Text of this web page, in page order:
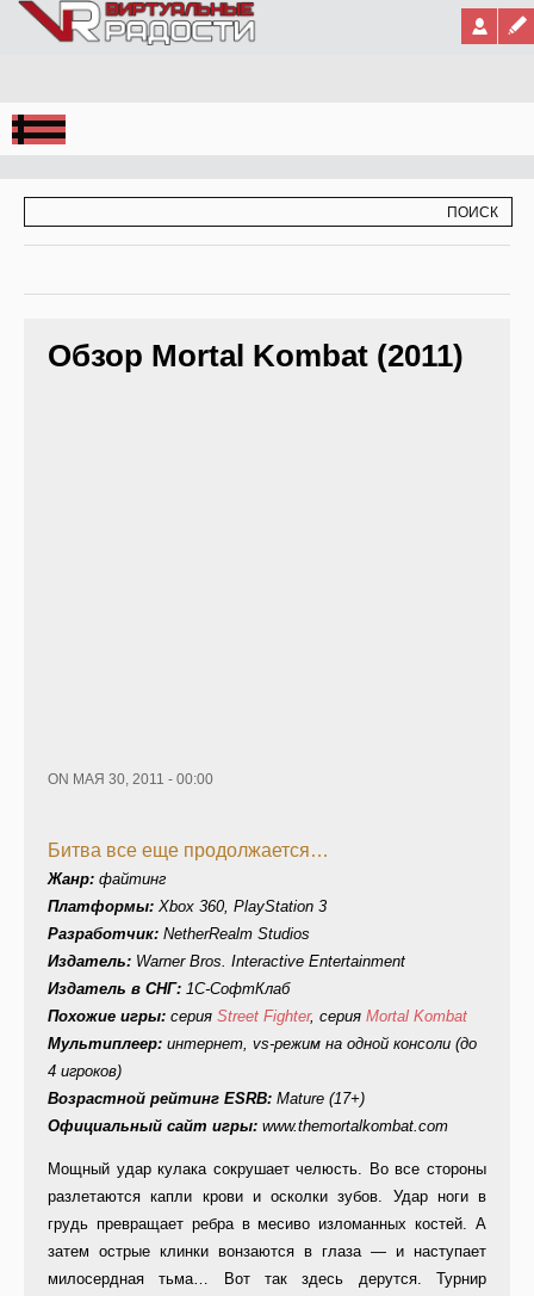
Jump to Navigation
Обзор Mortal Kombat (2011)
ON МАЯ 30, 2011 - 00:00
Битва все еще продолжается…
Жанр: файтинг
Платформы: Xbox 360, PlayStation 3
Разработчик: NetherRealm Studios
Издатель: Warner Bros. Interactive Entertainment
Издатель в СНГ: 1С-СофтКлаб
Похожие игры: серия Street Fighter, серия Mortal Kombat
Мультиплеер: интернет, vs-режим на одной консоли (до
4 игроков)
Возрастной рейтинг ESRB: Mature (17+)
Официальный сайт игры: www.themortalkombat.com
Мощный удар кулака сокрушает челюсть. Во все стороны
разлетаются капли крови и осколки зубов. Удар ноги в
грудь превращает ребра в месиво изломанных костей. А
затем острые клинки вонзаются в глаза — и наступает
милосердная тьма… Вот так здесь дерутся. Турнир